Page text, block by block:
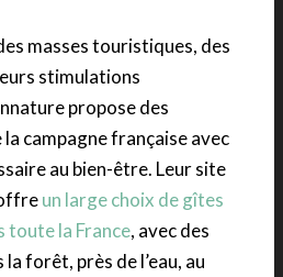
masses touristiques, des
stimulations
propose des
campagne française avec
au bien-être. Leur site
un large choix de gîtes
toute la France, avec des
forêt, près de l’eau, au